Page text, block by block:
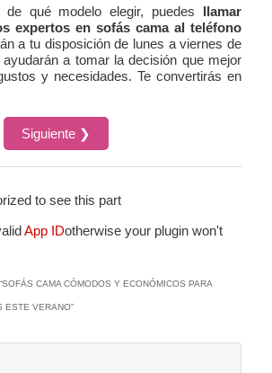
qué modelo elegir, puedes llamar
expertos en sofás cama al teléfono
a tu disposición de lunes a viernes de
a tomar la decisión que mejor
y necesidades. Te convertirás en
Siguiente ❯
to see this part
App IDotherwise your plugin won't
SOFÁS CAMA CÓMODOS Y ECONÓMICOS PARA
ESTE VERANO”